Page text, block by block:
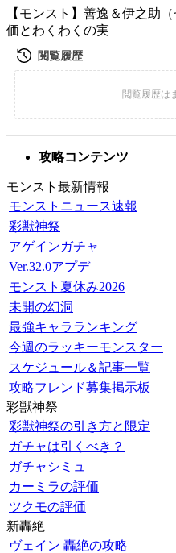
【モンスト】善逸＆伊之助
価とわくわくの実
攻略コンテンツ
モンスト最新情報
モンストニュース速報
彩獣神祭
アゲインガチャ
Ver.32.0アプデ
モンスト夏休み2026
未開の幻洞
最強キャラランキング
今週のラッキーモンスター
スケジュール＆記事一覧
攻略フレンド募集掲示板
彩獣神祭
彩獣神祭の引き方と限定
ガチャは引くべき？
ガチャシミュ
カーミラの評価
ツクモの評価
新轟絶
ヴェイン 轟絶の攻略